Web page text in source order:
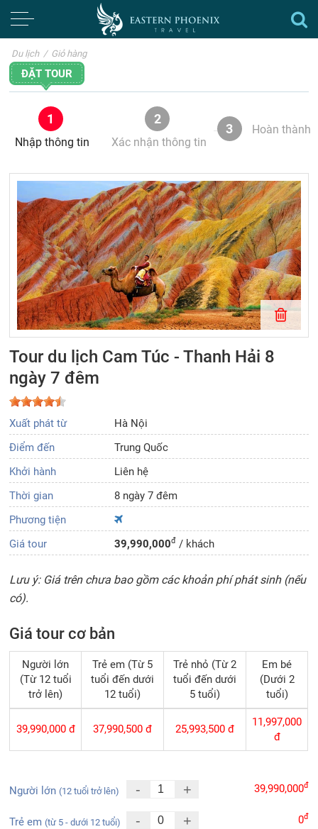
Du lịch / Giỏ hàng
ĐẶT TOUR
1
Nhập thông tin
2
Xác nhận thông tin
3 Hoàn thành
Tour du lịch Cam Túc - Thanh Hải 8
ngày 7 đêm
Xuất phát từ
Hà Nội
Điểm đến
Trung Quốc
Khởi hành
Liên hệ
Thời gian
8 ngày 7 đêm
Phương tiện
Giá tour
39,990,000đ / khách
Lưu ý: Giá trên chưa bao gồm các khoản phí phát sinh (nếu
có).
Giá tour cơ bản
Người lớn
(Từ 12 tuổi
trở lên)
Trẻ em (Từ 5
tuổi đến dưới
12 tuổi)
Trẻ nhỏ (Từ 2
tuổi đến dưới
5 tuổi)
Em bé
(Dưới 2
tuổi)
39,990,000đ 37,990,500 đ 25,993,500 đ
11,997,000
đ
Người lớn(12 tuổi trở lên) - + 39,990,000đ
Trẻ em(từ 5 - dưới 12 tuổi) - + 0đ